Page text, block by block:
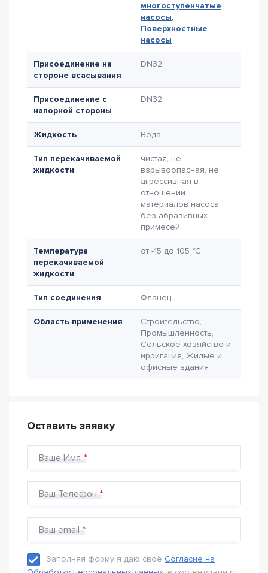
многоступенчатые
насосы,
Поверхностные
насосы
Присоединение на
стороне всасывания
DN32
Присоединение с
напорной стороны
DN32
Жидкость Вода
Тип перекачиваемой
жидкости
чистая, не
взрывоопасная, не
агрессивная в
отношении
материалов насоса,
без абразивных
примесей
Температура
перекачиваемой
жидкости
от -15 до 105 °C
Тип соединения Фланец
Область применения
Строительство,
Промышленность,
Сельское хозяйство и
ирригация, Жилые и
офисные здания
Оставить заявку
Ваше Имя
Ваш Телефон
Ваш email
Заполняя форму я даю своё Согласие на